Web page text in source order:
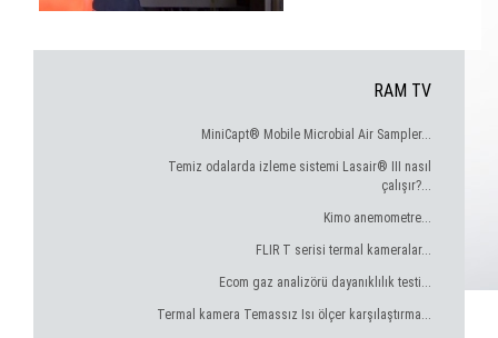
RAM TV
MiniCapt® Mobile Microbial Air Sampler...
Temiz odalarda izleme sistemi Lasair® III nasıl
çalışır?...
Kimo anemometre...
FLIR T serisi termal kameralar...
Ecom gaz analizörü dayanıklılık testi...
Termal kamera Temassız Isı ölçer karşılaştırma...